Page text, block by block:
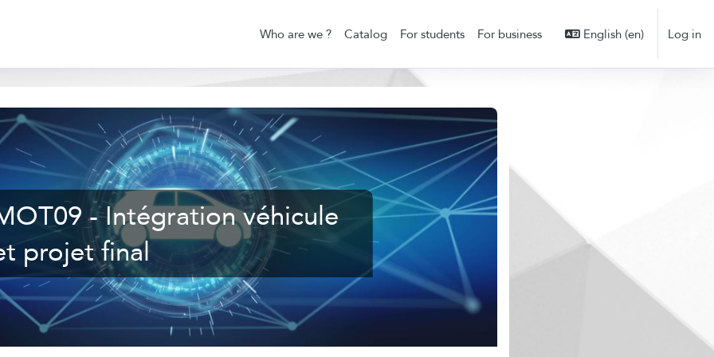
Who are we ?
Catalog For students For business English ‎(en)‎ Log in
- Intégration véhicule
projet final